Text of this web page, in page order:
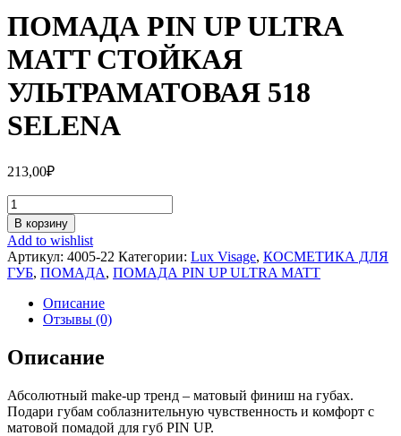
ПОМАДА PIN UP ULTRA
MATT СТОЙКАЯ
УЛЬТРАМАТОВАЯ 518
SELENA
213,00₽
Количество
ПОМАДА
PIN
UP
ULTRA
MATT
СТОЙКАЯ
УЛЬТРАМАТОВАЯ
SELENA
В корзину
Add to wishlist
Артикул: 4005-22 Категории: Lux Visage, КОСМЕТИКА ДЛЯ
ГУБ, ПОМАДА, ПОМАДА PIN UP ULTRA MATT
Описание
Отзывы (0)
Описание
Абсолютный make-up тренд – матовый финиш на губах.
Подари губам соблазнительную чувственность и комфорт с
матовой помадой для губ PIN UP.